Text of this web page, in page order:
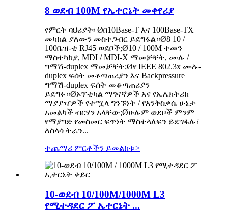
8 ወደብ 100M የኤተርኔት መቀየሪያ
የምርት ባህሪያት፡ Øበ10Base-T እና 100Base-TX
መካከል ያለውን መስተጋብር ይደግፋል።Ø8 10 /
100ቤዝ-ቲ RJ45 ወደቦች;Ø10 / 100M ተመን
ማስተካከያ, MDI / MDI-X ማመቻቸት, ሙሉ /
ግማሽ-duplex ማመቻቸት;Øየ IEEE 802.3x ሙሉ-
duplex ፍሰት መቆጣጠሪያን እና Backpressure
ግማሽ-duplex ፍሰት መቆጣጠሪያን
ይደግፉ።Øኦፕቲካል ማገናኛዎች እና የኤሌክትሪክ
ማያያዣዎች የተሟላ ግንኙነት / የእንቅስቃሴ ሁኔታ
አመልካች ብርሃን አላቸው;Øሁሉም ወደቦች ምንም
የማያግድ የመስመር ፍጥነት ማስተላለፍን ይደግፋሉ፣
ለስላሳ ትራን...
ተጨማሪ ምርቶችን ይመልከቱ>
10-ወደብ 10/100M/1000M L3
የሚተዳደር ፖ ኤተርኔት ...